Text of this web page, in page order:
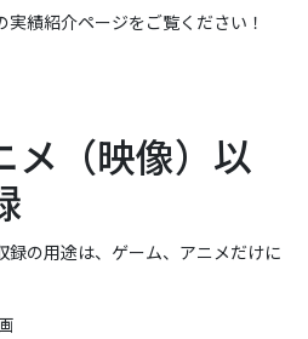
績紹介ページをご覧ください！
メ（映像）以
録の用途は、ゲーム、アニメだけに